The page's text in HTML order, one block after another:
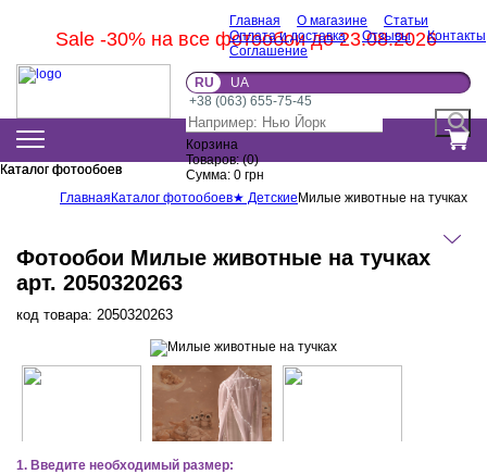
Sale -30% на все фотообои до 23.08.2026
Главная О магазине
Статьи
Оплата и доставка
Отзывы
Контакты
Соглашение
RU
UA
+38 (063) 655-75-45
Корзина
Товаров:(0)
Сумма: 0 грн
Каталог фотообоев
Каталог фотообоев
Главная Каталог фотообоев★ Детские Милые животные на тучках
Фотообои Милые животные на тучках
арт. 2050320263
код товара: 2050320263
1. Введите необходимый размер: